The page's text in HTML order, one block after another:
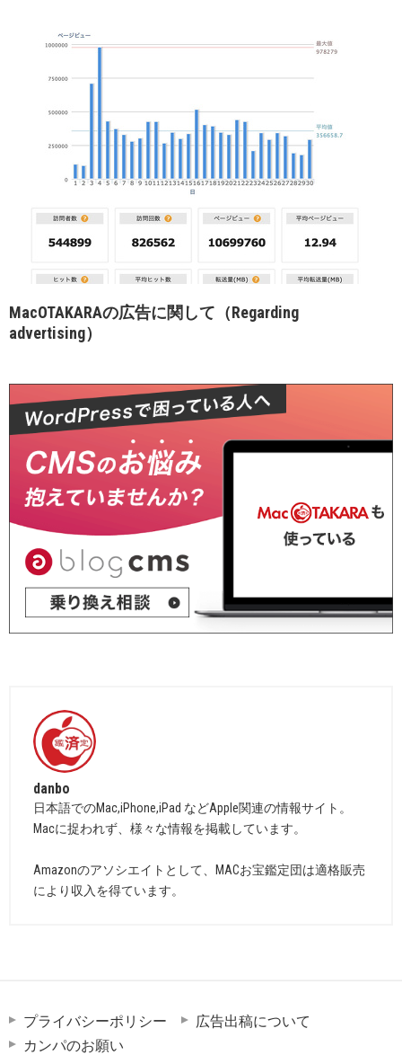
MacOTAKARAの広告に関して（Regarding
advertising）
danbo
日本語でのMac,iPhone,iPad などApple関連の情報サイト。
Macに捉われず、様々な情報を掲載しています。
Amazonのアソシエイトとして、MACお宝鑑定団は適格販売
により収入を得ています。
プライバシーポリシー
広告出稿について
カンパのお願い